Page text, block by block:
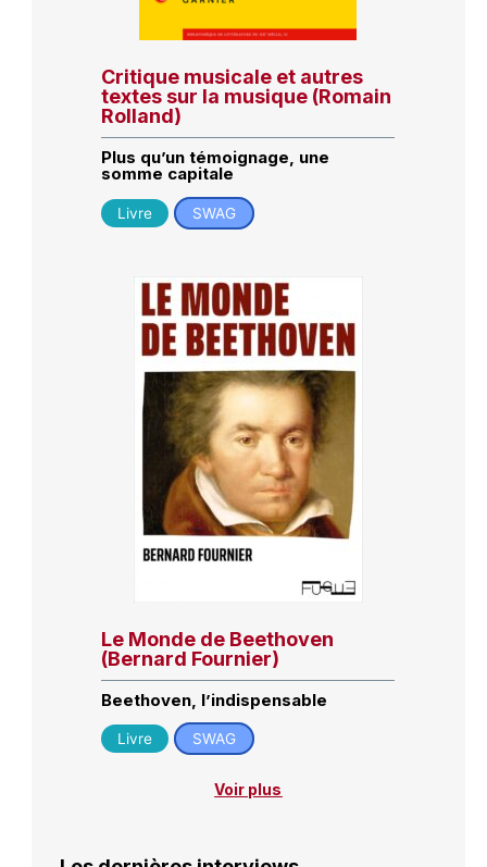
Critique musicale et autres
textes sur la musique (Romain
Rolland)
Plus qu’un témoignage, une
somme capitale
Livre SWAG
Le Monde de Beethoven
(Bernard Fournier)
Beethoven, l’indispensable
Livre SWAG
Voir plus